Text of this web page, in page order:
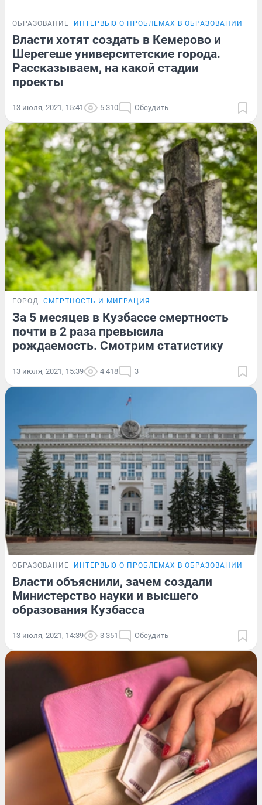
ОБРАЗОВАНИЕ ИНТЕРВЬЮ О ПРОБЛЕМАХ В ОБРАЗОВАНИИ
Власти хотят создать в Кемерово и
Шерегеше университетские города.
Рассказываем, на какой стадии
проекты
13 июля, 2021, 15:41 5 310 Обсудить
ГОРОД СМЕРТНОСТЬ И МИГРАЦИЯ
За 5 месяцев в Кузбассе смертность
почти в 2 раза превысила
рождаемость. Смотрим статистику
13 июля, 2021, 15:39 4 418 3
ОБРАЗОВАНИЕ ИНТЕРВЬЮ О ПРОБЛЕМАХ В ОБРАЗОВАНИИ
Власти объяснили, зачем создали
Министерство науки и высшего
образования Кузбасса
13 июля, 2021, 14:39 3 351 Обсудить